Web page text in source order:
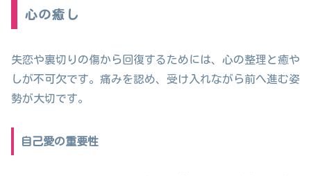
心の癒し
失恋や裏切りの傷から回復するためには、心の整理と癒や
しが不可欠です。痛みを認め、受け入れながら前へ進む姿
勢が大切です。
自己愛の重要性